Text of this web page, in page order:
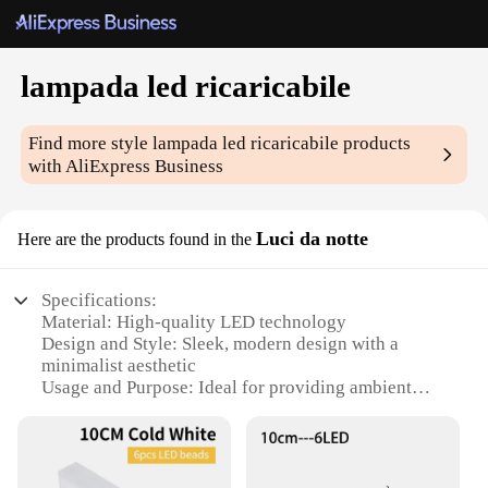
lampada led ricaricabile
Find more stylelampada led ricaricabile products
with AliExpress Business
Here are the products found in the Luci da notte
Specifications:
Material: High-quality LED technology
Design and Style: Sleek, modern design with a
minimalist aesthetic
Usage and Purpose: Ideal for providing ambient
Performance and Property: Energy-efficient, long-
lasting illumination
Parts and Accessories: Comes with a rechargeable